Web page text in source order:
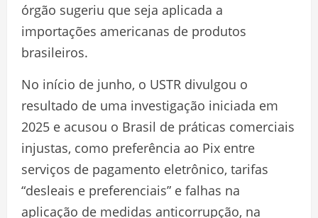
órgão sugeriu que seja aplicada a
importações americanas de produtos
brasileiros.
No início de junho, o USTR divulgou o
resultado de uma investigação iniciada em
2025 e acusou o Brasil de práticas comerciais
injustas, como preferência ao Pix entre
serviços de pagamento eletrônico, tarifas
“desleais e preferenciais” e falhas na
aplicação de medidas anticorrupção, na